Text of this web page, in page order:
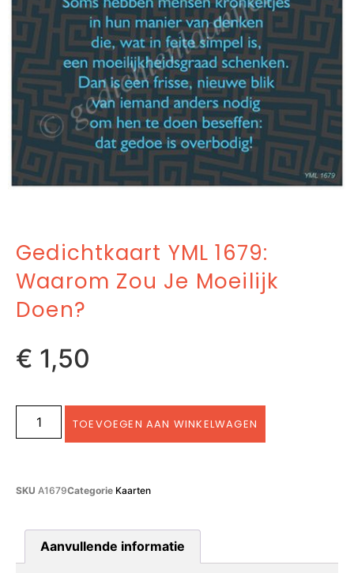
Gedichtkaart YML 1679:
Waarom Zou Je Moeilijk
Doen?
€ 1,50
TOEVOEGEN AAN WINKELWAGEN
SKU A1679Categorie Kaarten
Aanvullende informatie